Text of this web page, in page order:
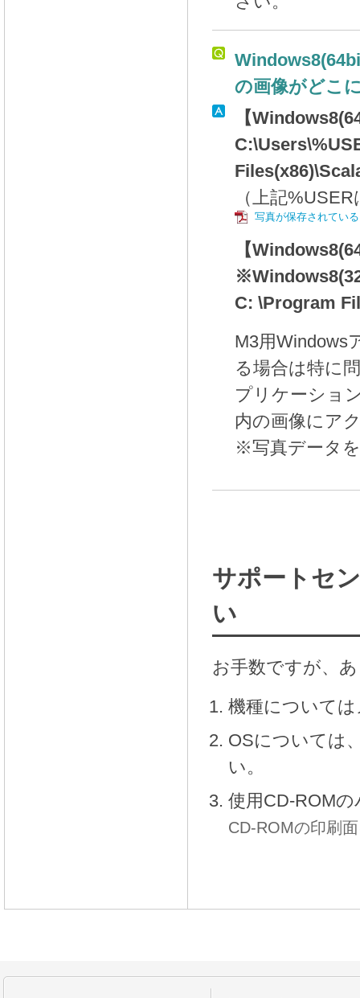
の画像がどこ
【
（上記
写真が保存されてい
【
C: \Program
M3用Windows
る場合は特に
プリケーショ
内の画像にア
※写真データ
サポートセ
い
お手数ですが、
機種について
OSについては
い。
使用CD-ROM
CD-ROMの印刷